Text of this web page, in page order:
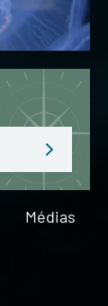
Médias